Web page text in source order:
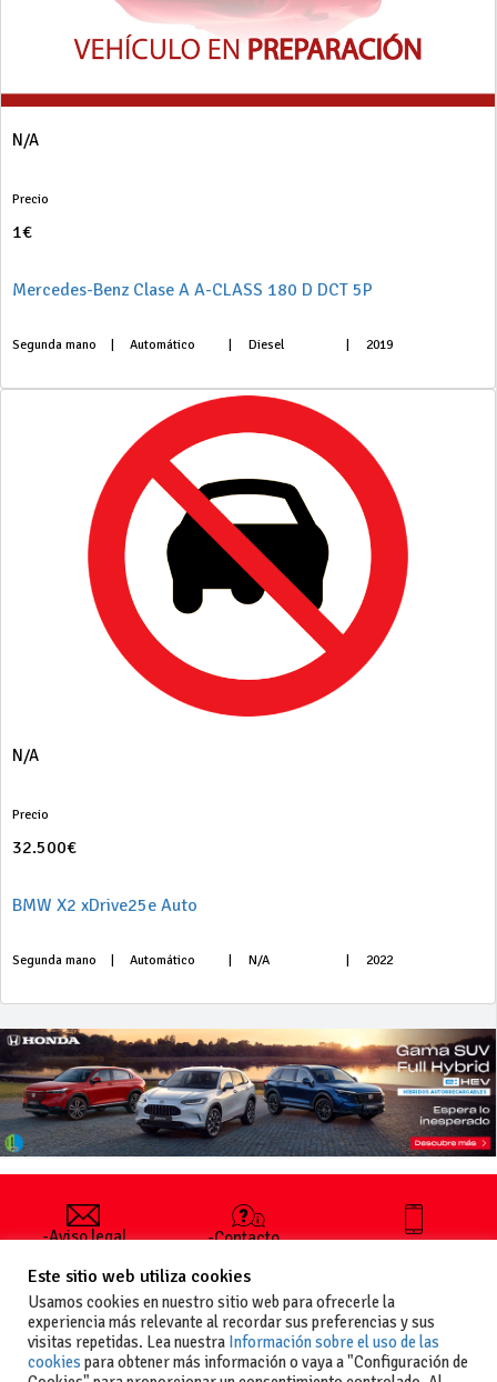
N/A
Precio
1€
Mercedes-Benz Clase A A-CLASS 180 D DCT 5P
Segunda mano Automático Diesel 2019
N/A
Precio
32.500€
BMW X2 xDrive25e Auto
Segunda mano Automático N/A 2022
-Aviso legal
generales
de uso
-Política de
privacidad
-Política de
-Contacto
publicar un
anuncio
-Vende+
+34 627 35
Este sitio web utiliza cookies
Usamos cookies en nuestro sitio web para ofrecerle la
experiencia más relevante al recordar sus preferencias y sus
visitas repetidas. Lea nuestra Información sobre el uso de las
cookies para obtener más información o vaya a "Configuración de